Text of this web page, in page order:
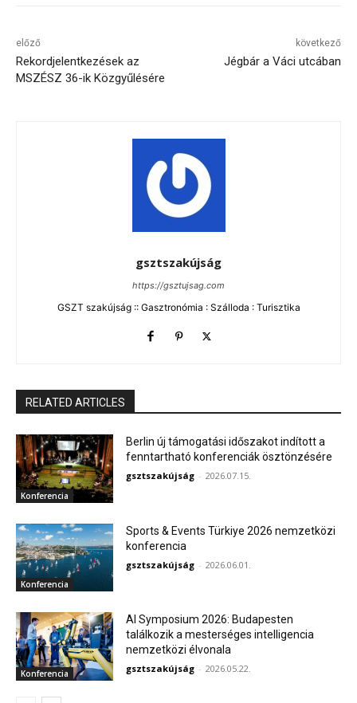
előző
Rekordjelentkezések az
MSZÉSZ 36-ik Közgyűlésére
következő
Jégbár a Váci utcában
gsztszakújság
https://gsztujsag.com
GSZT szakújság :: Gasztronómia : Szálloda : Turisztika
RELATED ARTICLES
Konferencia
Berlin új támogatási időszakot indított a
fenntartható konferenciák ösztönzésére
gsztszakújság - 2026.07.15.
Konferencia
Sports & Events Türkiye 2026 nemzetközi
konferencia
gsztszakújság - 2026.06.01.
Konferencia
AI Symposium 2026: Budapesten
találkozik a mesterséges intelligencia
nemzetközi élvonala
gsztszakújság - 2026.05.22.